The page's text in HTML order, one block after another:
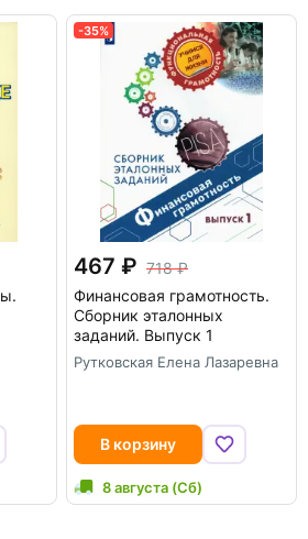
-35%
467
718
Финансовая грамотность.
Сборник эталонных
заданий. Выпуск 1
Рутковская Елена Лазаревна
В корзину
8 августа (Сб)